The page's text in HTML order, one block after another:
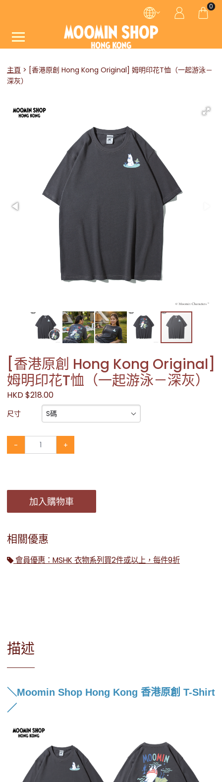
0
主頁
[香港原創 Hong Kong Original] 姆明印花T恤（一起游泳－
深灰）
[香港原創 Hong Kong Original]
姆明印花T恤（一起游泳－深灰）
HKD $218.00
尺寸 S碼
- +
加入購物車
相關優惠
會員優惠：MSHK 衣物系列買2件或以上，每件9折
描述
＼Moomin Shop Hong Kong 香港原創 T-Shirt
／